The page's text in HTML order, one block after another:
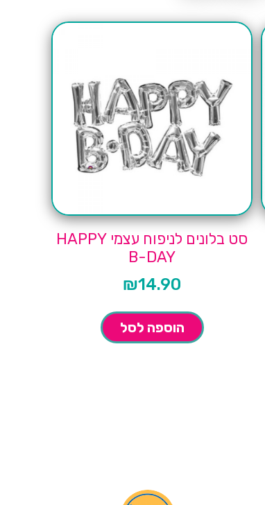
סט בלונים לניפוח עצמי HAPPY
B-DAY
₪14.90
הוספה לסל